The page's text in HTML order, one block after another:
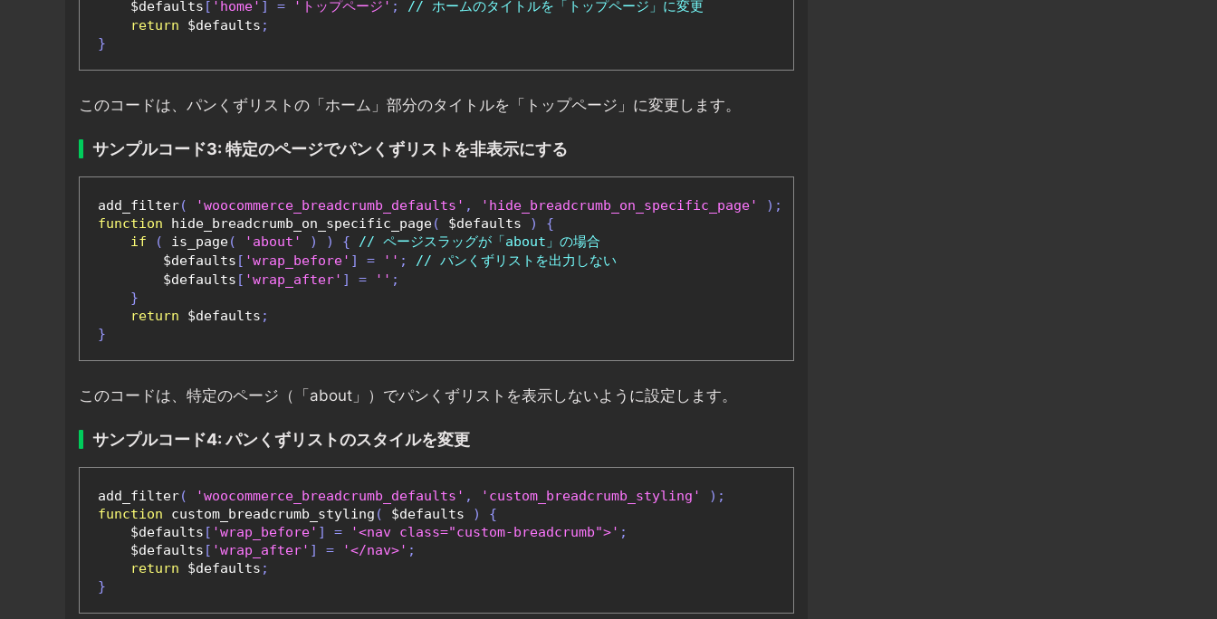
    $defaults
[ 'home' ] = 'トップページ' ;
// ホームのタイトルを「トップページ」に変更
return $defaults ;
}
このコードは、パンくずリストの「ホーム」部分のタイトルを「トップページ」に変更します。
サンプルコード3: 特定のページでパンくずリストを非表示にする
add_filter( 'woocommerce_breadcrumb_defaults' , 'hide_breadcrumb_on_specific_page'
);
function hide_breadcrumb_on_specific_page( $defaults )
{
if
( is_page( 'about' ) ) {
// ページスラッグが「about」の場合
        $defaults
[ 'wrap_before' ] = '' ;
// パンくずリストを出力しない
        $defaults
[ 'wrap_after' ] = '' ;
}
return $defaults ;
}
このコードは、特定のページ（「about」）でパンくずリストを表示しないように設定します。
サンプルコード4: パンくずリストのスタイルを変更
add_filter( 'woocommerce_breadcrumb_defaults' , 'custom_breadcrumb_styling'
);
function custom_breadcrumb_styling ( $defaults )
{
    $defaults
[ 'wrap_before' ] = '<nav class="custom-breadcrumb">' ;
    $defaults
[ 'wrap_after' ] = '</nav>' ;
return $defaults ;
}